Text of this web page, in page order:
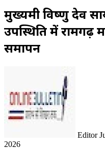
मुख्यमंत्री विष्णु देव
उपस्थिति में रामगढ़
समापन
Editor
2026